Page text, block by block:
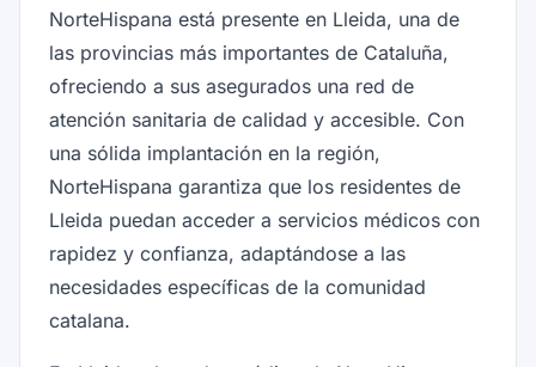
NorteHispana está presente en Lleida, una de
las provincias más importantes de Cataluña,
ofreciendo a sus asegurados una red de
atención sanitaria de calidad y accesible. Con
una sólida implantación en la región,
NorteHispana garantiza que los residentes de
Lleida puedan acceder a servicios médicos con
rapidez y confianza, adaptándose a las
necesidades específicas de la comunidad
catalana.